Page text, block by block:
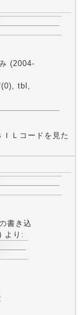
(2004-
tbl,
Ｌコードを見た
書き込
より: